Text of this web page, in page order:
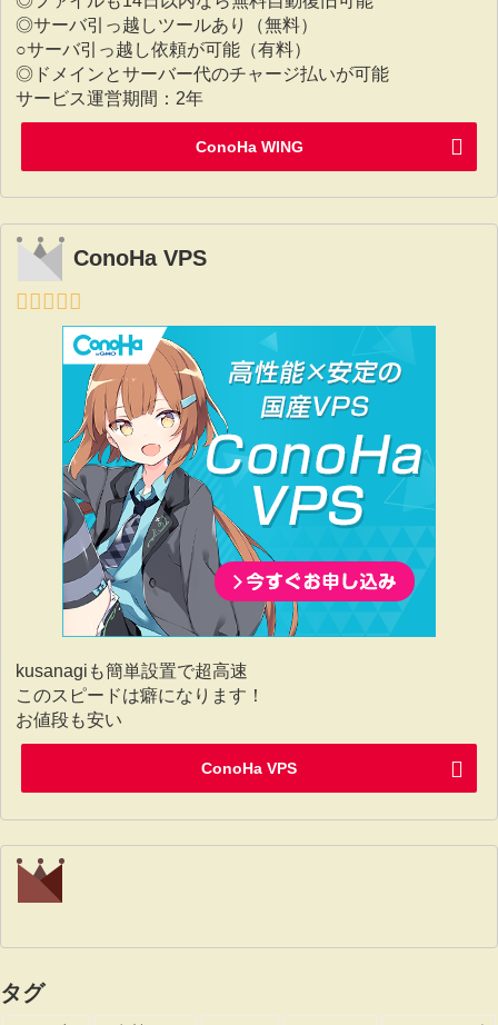
◎サーバ引っ越しツールあり（無料）
○サーバ引っ越し依頼が可能（有料）
◎ドメインとサーバー代のチャージ払いが可能
サービス運営期間：2年
ConoHa WING
ConoHa VPS
kusanagiも簡単設置で超高速
このスピードは癖になります！
お値段も安い
ConoHa VPS
タグ